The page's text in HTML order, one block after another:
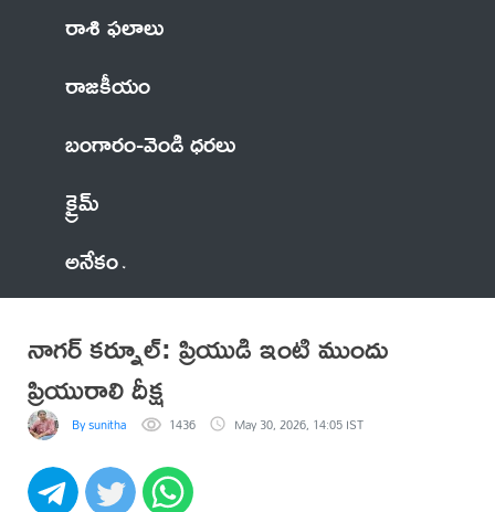
రాశి ఫలాలు
రాజకీయం
బంగారం-వెండి ధరలు
క్రైమ్
అనేకం
నాగర్ కర్నూల్: ప్రియుడి ఇంటి ముందు
ప్రియురాలి దీక్ష
By sunitha 1436 May 30, 2026, 14:05 IST